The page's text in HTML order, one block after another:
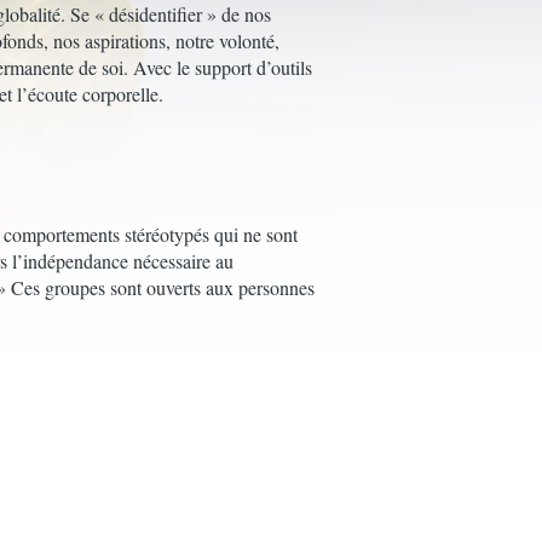
Se « désidentifier » de nos
nos aspirations, notre volonté,
de soi. Avec le support d’outils
l’écoute corporelle.
stéréotypés qui ne sont
nécessaire au
groupes sont ouverts aux personnes